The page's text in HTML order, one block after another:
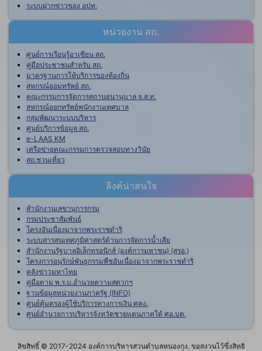
ระบบฝากข่าวของ อปท.
หน่วยงาน สถ.
ศูนย์การเรียนรู้อาเซียน สถ.
คู่มือประชาชนสำหรับ สถ.
มาตรฐานการให้บริการของท้องถิ่น
สหกรณ์ออมทรัพย์ สถ.
คณะกรรมการจัดการสถานธนานุบาล จ.ส.ท.
สหกรณ์ออกทรัพย์พนักงานเทศบาล
กลุ่มพัฒนาระบบบริหาร
ศูนย์บริการข้อมูล สถ.
e-LAAS KM
เครือข่ายคณะกรรมการตรวจสอบทางวินัย
สถ.ชวนเที่ยว
ลิงค์น่าสนใจ
สำนักงานเลขานุการกรม
กรมประชาสัมพันธ์
โครงอันเนื่องมาจากพระราชดำริ
ระบบสารสนเทศภูมิศาสตร์ด้านการจัดการน้ำเสีย
สำนักงานรัฐบาลอิเล็กทรอนิกส์ (องค์การมหาชน) (สรอ.)
โครงการอนุรักษ์พันธุกรรมพืชอันเนื่องมาจากพระราชดำริ
คลังข่าวมหาไทย
คู่มือตาม พ.ร.บ.อำนวยความสดวกฯ
ฐานข้อมูลหน่วยงานภาครัฐ (INFO)
ศูนย์คุ้มครองผู้ใช้บริการทางการเงิน ศคง.
ศูนย์อำนวยการบริหารจังหวัดชายแดนภาคใต้ ศอ.บต.
ลิขสิทธิ์ © 2017-2024 องค์การบริหารส่วนตำบลหนองกุง. ขอสงวนไว้ซึ่งสิทธิ